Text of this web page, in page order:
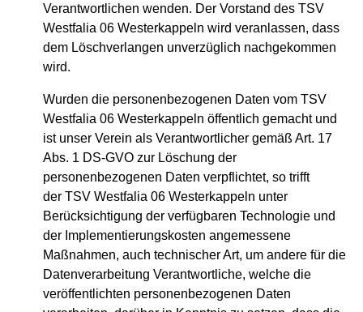
Verantwortlichen wenden. Der Vorstand des TSV
Westfalia 06 Westerkappeln wird veranlassen, dass
dem Löschverlangen unverzüglich nachgekommen
wird.
Wurden die personenbezogenen Daten vom TSV
Westfalia 06 Westerkappeln öffentlich gemacht und
ist unser Verein als Verantwortlicher gemäß Art. 17
Abs. 1 DS-GVO zur Löschung der
personenbezogenen Daten verpflichtet, so trifft
der TSV Westfalia 06 Westerkappeln unter
Berücksichtigung der verfügbaren Technologie und
der Implementierungskosten angemessene
Maßnahmen, auch technischer Art, um andere für die
Datenverarbeitung Verantwortliche, welche die
veröffentlichten personenbezogenen Daten